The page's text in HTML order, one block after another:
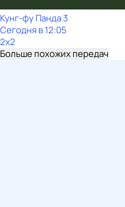
Кунг-фу Панда 3
Сегодня в 12:05
2x2
Больше похожих передач